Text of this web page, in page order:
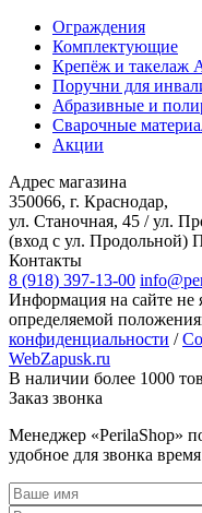
Ограждения
Комплектующие
Крепёж и такелаж
Поручни для
Абразивные и
Сварочные
Акции
Адрес магазина
350066, г. Краснодар,
ул. Станочная, 45 / ул.
(вход с ул. Продольной)
Контакты
8 (918) 397-13-00
Информация на сайте не
определяемой
конфиденциальности /
WebZapusk.ru
В наличии более 1000
Заказ звонка
Менеджер «PerilaShop»
удобное для звонка время